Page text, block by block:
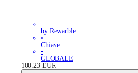
by Rewarble
•
Chiave
•
GLOBALE
100.23 EUR